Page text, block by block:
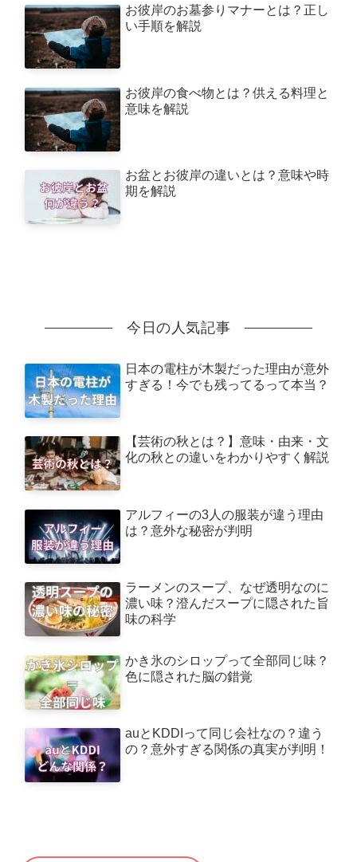
お彼岸のお墓参りマナーとは？正し
い手順を解説
お彼岸の食べ物とは？供える料理と
意味を解説
お盆とお彼岸の違いとは？意味や時
期を解説
今日の人気記事
日本の電柱が木製だった理由が意外
すぎる！今でも残ってるって本当？
【芸術の秋とは？】意味・由来・文
化の秋との違いをわかりやすく解説
アルフィーの3人の服装が違う理由
は？意外な秘密が判明
ラーメンのスープ、なぜ透明なのに
濃い味？澄んだスープに隠された旨
味の科学
かき氷のシロップって全部同じ味？
色に隠された脳の錯覚
auとKDDIって同じ会社なの？違う
の？意外すぎる関係の真実が判明！